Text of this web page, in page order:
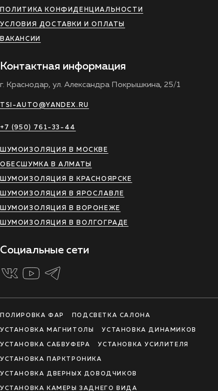
ПОЛИТИКА КОНФИДЕНЦИАЛЬНОСТИ
УСЛОВИЯ ДОСТАВКИ И ОПЛАТЫ
ВАКАНСИИ
Контактная информация
г. Краснодар, ул. Александра Покрышкина, 25/1
TSI-AUTO@YANDEX.RU
+7 (950) 761-33-44
ШУМОИЗОЛЯЦИЯ В МОСКВЕ
ОБЕСШУМКА В АЛМАТЫ
ШУМОИЗОЛЯЦИЯ В КРАСНОЯРСКЕ
ШУМОИЗОЛЯЦИЯ В ЯРОСЛАВЛЕ
ШУМОИЗОЛЯЦИЯ В ВОРОНЕЖЕ
ШУМОИЗОЛЯЦИЯ В ВОЛГОГРАДЕ
Социальные сети
ПОЛИРОВКА ФАР ПОДСВЕТКА САЛОНА
УСТАНОВКА МАГНИТОЛЫ УСТАНОВКА ДИНАМИКОВ
УСТАНОВКА САБВУФЕРА УСТАНОВКА УСИЛИТЕЛЯ
УСТАНОВКА ПАРКТРОНИКА
УСТАНОВКА ДВЕРНЫХ ДОВОДЧИКОВ
УСТАНОВКА КАМЕРЫ ЗАДНЕГО ВИДА